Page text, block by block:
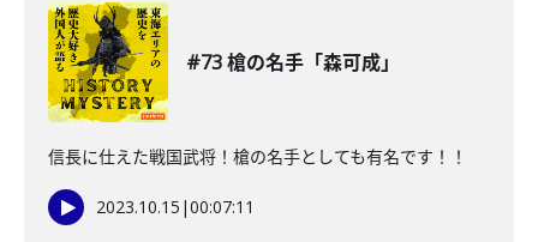
#73 槍の名手「森可成」
信長に仕えた戦国武将！槍の名手としても有名です！！
2023.10.15 |00:07:11